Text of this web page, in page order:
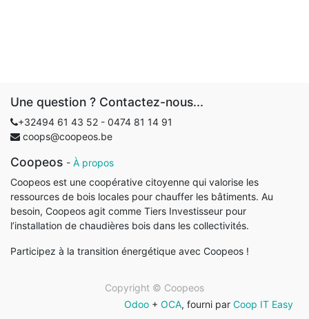
Une question ? Contactez-nous...
+32494 61 43 52 - 0474 81 14 91
coops@coopeos.be
Coopeos - À propos
Coopeos est une coopérative citoyenne qui valorise les
ressources de bois locales pour chauffer les bâtiments. Au
besoin, Coopeos agit comme Tiers Investisseur pour
l’installation de chaudières bois dans les collectivités.
Participez à la transition énergétique avec Coopeos !
Copyright © Coopeos
Odoo + OCA, fourni par Coop IT Easy